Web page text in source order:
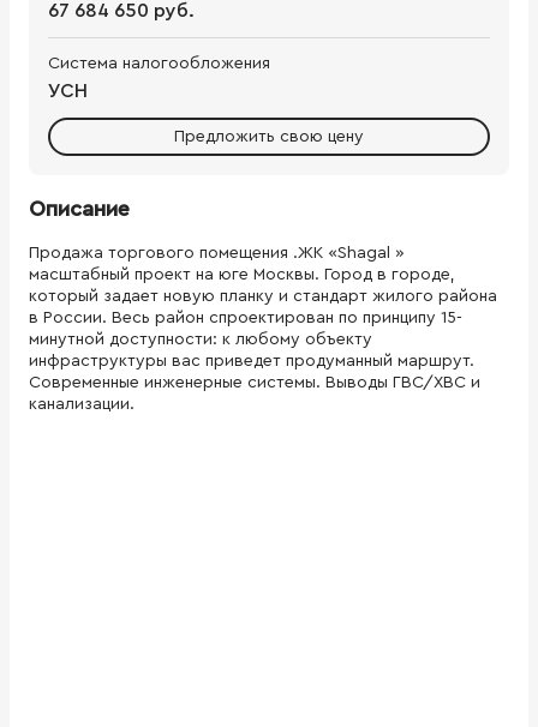
67 684 650 руб.
Система налогообложения
УСН
Предложить свою цену
Описание
Продажа торгового помещения .ЖК «Shagal »
масштабный проект на юге Москвы. Город в городе,
который задает новую планку и стандарт жилого района
в России. Весь район спроектирован по принципу 15-
минутной доступности: к любому объекту
инфраструктуры вас приведет продуманный маршрут.
Современные инженерные системы. Выводы ГВС/ХВС и
канализации.